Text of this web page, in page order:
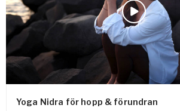
Yoga Nidra för hopp & förundran